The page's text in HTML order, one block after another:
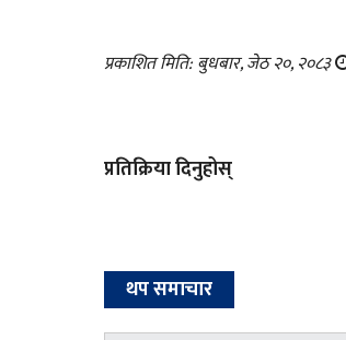
प्रकाशित मिति: बुधबार, जेठ २०, २०८३
प्रतिक्रिया दिनुहोस्
थप समाचार